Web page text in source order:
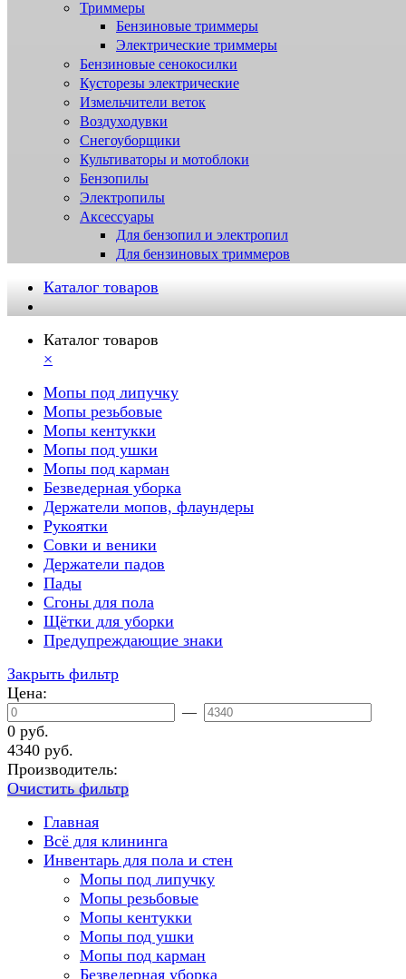
Триммеры
Бензиновые триммеры
Электрические триммеры
Бензиновые сенокосилки
Кусторезы электрические
Измельчители веток
Воздуходувки
Снегоуборщики
Культиваторы и мотоблоки
Бензопилы
Электропилы
Аксессуары
Для бензопил и электропил
Для бензиновых триммеров
Каталог товаров
Каталог товаров
×
Мопы под липучку
Мопы резьбовые
Мопы кентукки
Мопы под ушки
Мопы под карман
Безведерная уборка
Держатели мопов, флаундеры
Рукоятки
Совки и веники
Держатели падов
Пады
Сгоны для пола
Щётки для уборки
Предупреждающие знаки
Закрыть фильтр
Цена:
—
0 руб.
4340 руб.
Производитель:
Очистить фильтр
Главная
Всё для клининга
Инвентарь для пола и стен
Мопы под липучку
Мопы резьбовые
Мопы кентукки
Мопы под ушки
Мопы под карман
Безведерная уборка